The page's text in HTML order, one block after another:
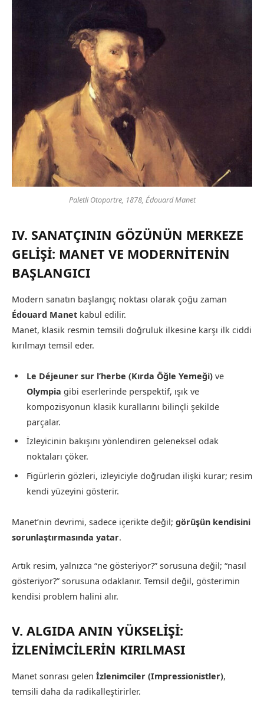
Paletli Otoportre, 1878, Édouard Manet
IV. SANATÇININ GÖZÜNÜN MERKEZE
GELİŞİ: MANET VE MODERNİTENİN
BAŞLANGICI
Modern sanatın başlangıç noktası olarak çoğu zaman
Édouard Manet kabul edilir.
Manet, klasik resmin temsili doğruluk ilkesine karşı ilk ciddi
kırılmayı temsil eder.
Le Déjeuner sur l’herbe (Kırda Öğle Yemeği) ve
Olympia gibi eserlerinde perspektif, ışık ve
kompozisyonun klasik kurallarını bilinçli şekilde
parçalar.
İzleyicinin bakışını yönlendiren geleneksel odak
noktaları çöker.
Figürlerin gözleri, izleyiciyle doğrudan ilişki kurar; resim
kendi yüzeyini gösterir.
Manet’nin devrimi, sadece içerikte değil; görüşün kendisini
sorunlaştırmasında yatar.
Artık resim, yalnızca “ne gösteriyor?” sorusuna değil; “nasıl
gösteriyor?” sorusuna odaklanır. Temsil değil, gösterimin
kendisi problem halini alır.
V. ALGIDA ANIN YÜKSELİŞİ:
İZLENİMCİLERİN KIRILMASI
Manet sonrası gelen İzlenimciler (Impressionistler),
temsili daha da radikalleştirirler.